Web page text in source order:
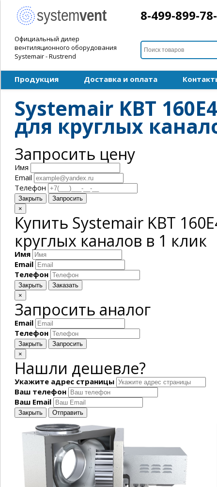
Официальный дилер
вентиляционного оборудования
Systemair - Rustrend
8-499-899-
Продукция Доставка и оплата
Systemair KBT
для круглых
Запросить цену
Имя
Email
Телефон
Закрыть
Запросить
×
Купить Systemair KBT
круглых каналов в 1 клик
Имя
Email
Телефон
Закрыть
Заказать
×
Запросить аналог
Email
Телефон
Закрыть
Запросить
×
Нашли дешевле?
Укажите адрес страницы
Ваш телефон
Ваш Email
Закрыть Отправить